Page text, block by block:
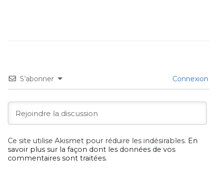
S’abonner Connexion
Ce site utilise Akismet pour réduire les indésirables. En
savoir plus sur la façon dont les données de vos
commentaires sont traitées.